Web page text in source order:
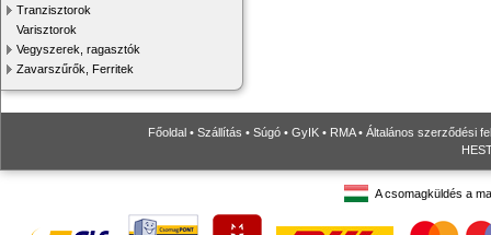
Tranzisztorok
Varisztorok
Vegyszerek, ragasztók
Zavarszűrők, Ferritek
Főoldal • Szállítás • Súgó • GyIK • RMA• Általános szerződési
A csomagküldés a